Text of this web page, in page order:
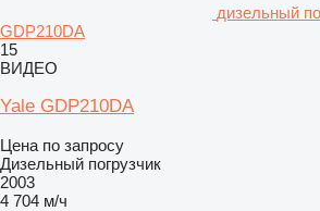
дизельный
GDP210DA
15
ВИДЕО
Yale GDP210DA
Цена по запросу
Дизельный погрузчик
2003
4 704 м/ч